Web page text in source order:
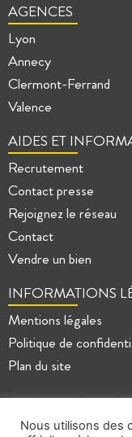
AGENCES
Lyon
Annecy
Clermont-Ferrand
Valence
AIDES ET
Recrutement
Contact presse
Rejoignez le réseau
Contact
Vendre un bien
INFORMATIONS
Mentions légales
Politique de
Plan du site
Nous utilisons des